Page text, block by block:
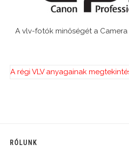
A vlv-fotók minőségét a
A régi VLV anyagainak
RÓLUNK